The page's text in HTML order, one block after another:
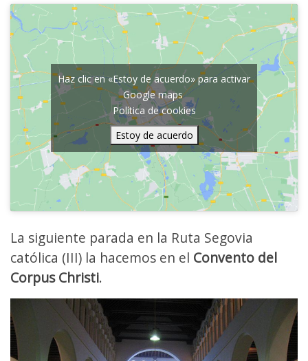
Haz clic en «Estoy de acuerdo» para activar
Google maps
Política de cookies
Estoy de acuerdo
La siguiente parada en la Ruta Segovia
católica (III) la hacemos en el Convento del
Corpus Christi.